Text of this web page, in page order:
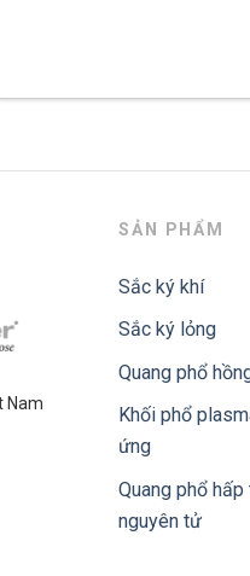
Nam
SẢN PHẨM
Sắc ký khí
Sắc ký lỏng
Quang phổ
Khối phổ
ứng
Quang phổ hấp
nguyên tử